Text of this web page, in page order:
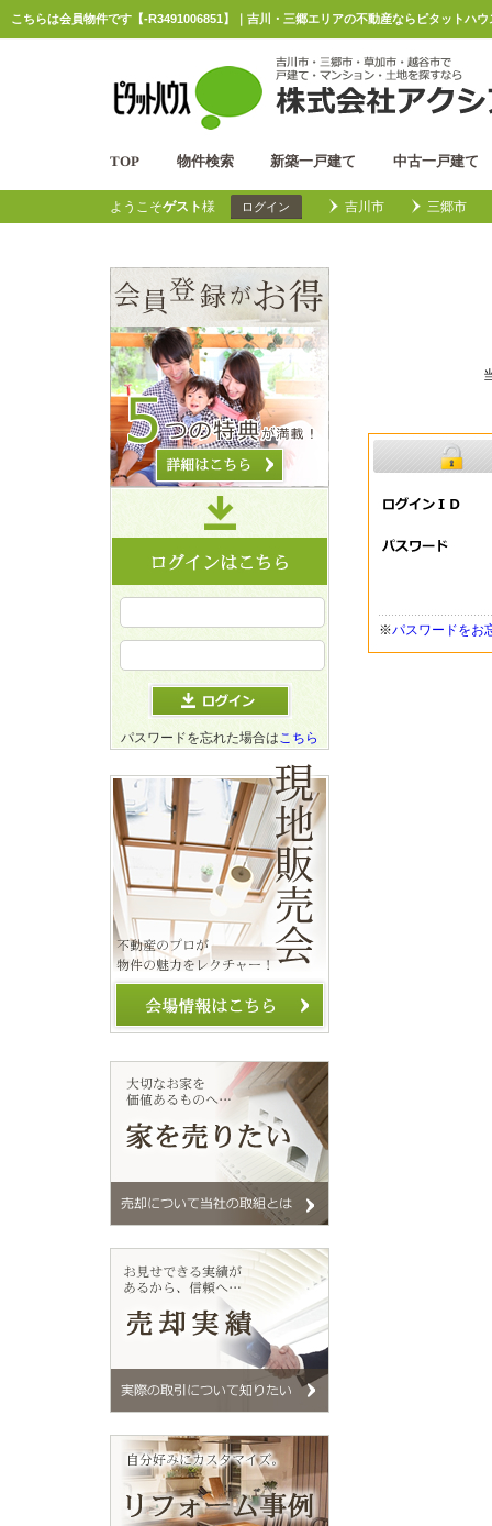
こちらは会員物件です【-R3491006851】｜吉川・三郷エリアの不動産ならピタットハ
TOP 物件検索 新築一戸建て 中古一戸建て
ようこそゲスト様 ログイン 吉川市 三郷市
※パスワードをお
パスワードを忘れた場合はこちら